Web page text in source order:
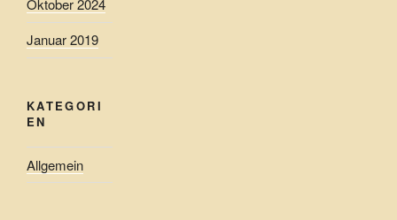
Oktober 2024
Januar 2019
KATEGORI
EN
Allgemein